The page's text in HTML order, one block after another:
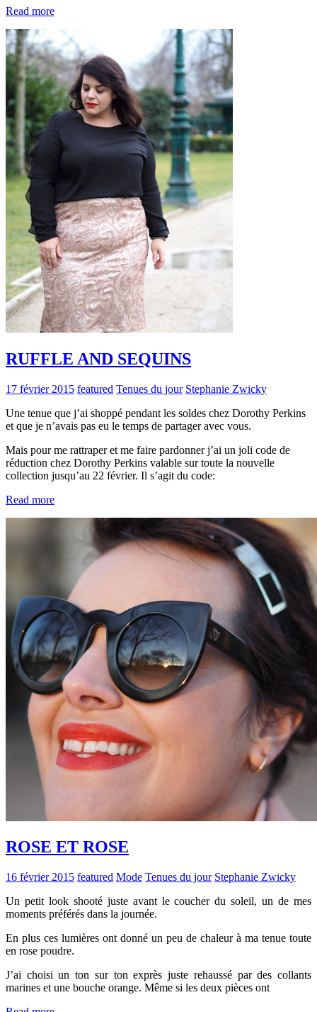
Read more
RUFFLE AND SEQUINS
17 février 2015 featured Tenues du jour Stephanie Zwicky
Une tenue que j’ai shoppé pendant les soldes chez Dorothy Perkins
et que je n’avais pas eu le temps de partager avec vous.
Mais pour me rattraper et me faire pardonner j’ai un joli code de
réduction chez Dorothy Perkins valable sur toute la nouvelle
collection jusqu’au 22 février. Il s’agit du code:
Read more
ROSE ET ROSE
16 février 2015 featured Mode Tenues du jour Stephanie Zwicky
Un petit look shooté juste avant le coucher du soleil, un de mes
moments préférés dans la journée.
En plus ces lumières ont donné un peu de chaleur à ma tenue toute
en rose poudre.
J’ai choisi un ton sur ton exprès juste rehaussé par des collants
marines et une bouche orange. Même si les deux pièces ont